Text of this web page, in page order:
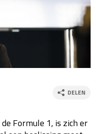
23 - 25 okt
za 23:00 - 00:00
DELEN
Formule 1, is zich er